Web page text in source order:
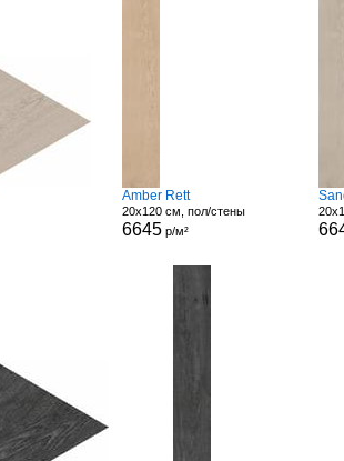
Amber Rett
20x120 см, пол/стены
6645р/м²